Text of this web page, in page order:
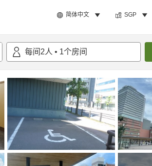
简体中文 SGP
每间 2人 • 1个房间